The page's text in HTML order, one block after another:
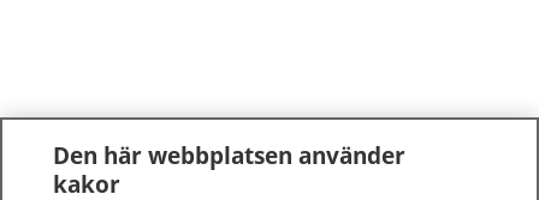
Den här webbplatsen använder
kakor